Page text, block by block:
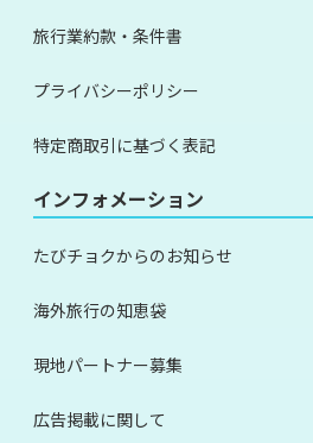
旅行業約款・条件書
プライバシーポリシー
特定商取引に基づく表記
インフォメーション
たびチョクからのお知らせ
海外旅行の知恵袋
現地パートナー募集
広告掲載に関して